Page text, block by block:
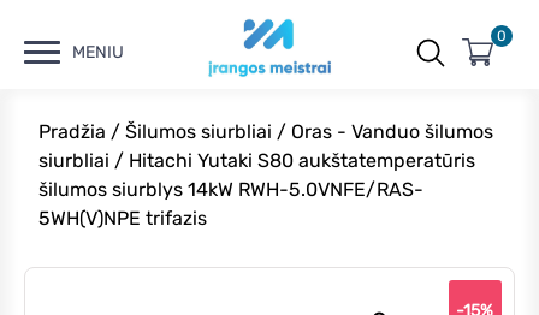
MENIU
0
Pradžia / Šilumos siurbliai / Oras - Vanduo šilumos
siurbliai / Hitachi Yutaki S80 aukštatemperatūris
šilumos siurblys 14kW RWH-5.0VNFE/RAS-
5WH(V)NPE trifazis
-15%